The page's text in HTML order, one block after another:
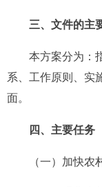
三、文件的主
本方案分为：
系、工作原则、实
面。
四、主要任务
（一）加快农